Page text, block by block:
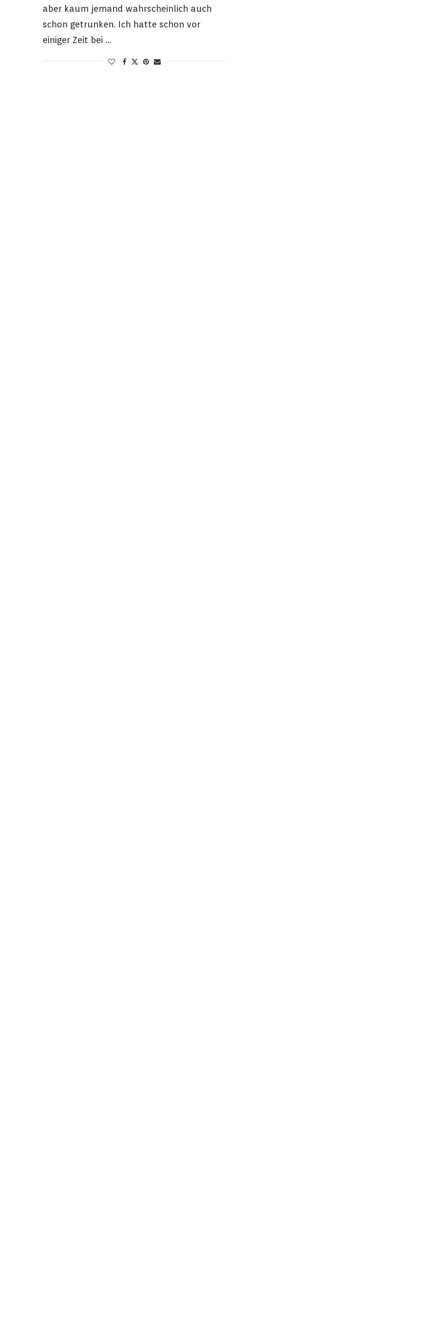
aber kaum jemand wahrscheinlich auch
schon getrunken. Ich hatte schon vor
einiger Zeit bei …